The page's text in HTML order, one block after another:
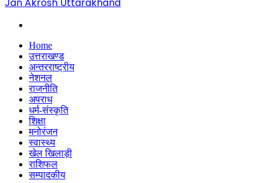
Home
उत्तराखण्ड
अन्तरराष्ट्रीय
नेशनल
राजनीति
अपराध
धर्म-संस्कृति
शिक्षा
मनोरंजन
स्वास्थ्य
खेल खिलाड़ी
राशिफल
सम्पादकीय